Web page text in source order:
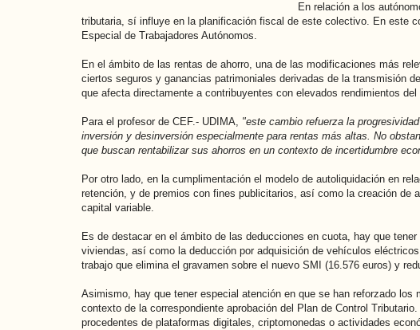
En relación a los
tributaria, sí influye en la planificación fiscal de este colectivo. En este
Especial de Trabajadores Autónomos.
En el ámbito de las rentas de ahorro, una de las modificaciones más
ciertos seguros y ganancias patrimoniales derivadas de la transmisión
que afecta directamente a contribuyentes con elevados rendimientos
Para el profesor de CEF.- UDIMA, "este cambio refuerza la
inversión y desinversión especialmente para rentas más altas. No
que buscan rentabilizar sus ahorros en un contexto de incertidumbre
Por otro lado, en la cumplimentación el modelo de autoliquidación en
retención, y de premios con fines publicitarios, así como la creación de
capital variable.
Es de destacar en el ámbito de las deducciones en cuota, hay que
viviendas, así como la deducción por adquisición de vehículos
trabajo que elimina el gravamen sobre el nuevo SMI (16.576 euros) y
Asimismo, hay que tener especial atención en que se han reforzado
contexto de la correspondiente aprobación del Plan de Control
procedentes de plataformas digitales, criptomonedas o actividades